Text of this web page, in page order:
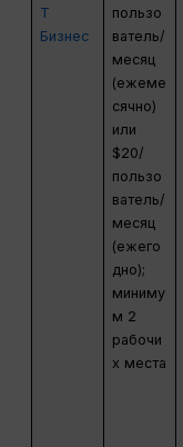
T
Бизнес
пользо
ватель/
месяц
(ежеме
сячно)
или
$20/
пользо
ватель/
месяц
(ежего
дно);
миниму
м 2
рабочи
х места